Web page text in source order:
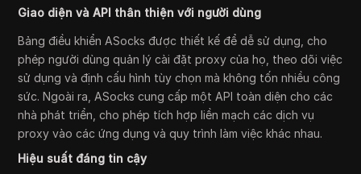
Giao diện và API thân thiện với người dùng
Bảng điều khiển ASocks được thiết kế để dễ sử dụng, cho
phép người dùng quản lý cài đặt proxy của họ, theo dõi việc
sử dụng và định cấu hình tùy chọn mà không tốn nhiều công
sức. Ngoài ra, ASocks cung cấp một API toàn diện cho các
nhà phát triển, cho phép tích hợp liền mạch các dịch vụ
proxy vào các ứng dụng và quy trình làm việc khác nhau.
Hiệu suất đáng tin cậy